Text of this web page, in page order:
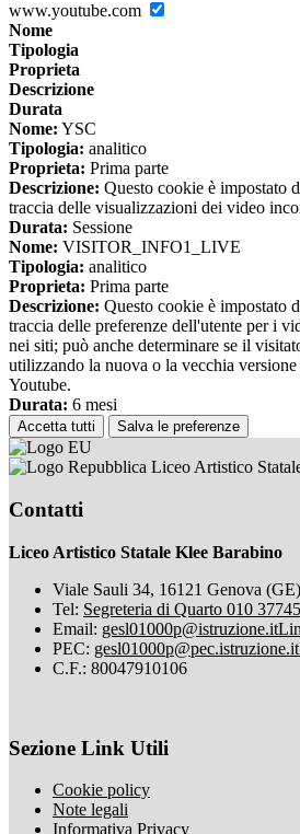
www.youtube.com
Nome
Tipologia
Proprieta
Descrizione
Durata
Nome: YSC
Tipologia: analitico
Proprieta: Prima parte
Descrizione: Questo cookie è impostato
traccia delle visualizzazioni dei video
Durata: Sessione
Nome: VISITOR_INFO1_LIVE
Tipologia: analitico
Proprieta: Prima parte
Descrizione: Questo cookie è impostato
traccia delle preferenze dell'utente per i
nei siti; può anche determinare se il
utilizzando la nuova o la vecchia
Youtube.
Durata: 6 mesi
Accetta tutti Salva le preferenze
Liceo Artistico
Contatti
Liceo Artistico Statale Klee Barabino
Viale Sauli 34, 16121 Genova (GE)
Tel: Segreteria di Quarto 010
Email: gesl01000p@istruzione.it
PEC: gesl01000p@pec.istruzione.it
C.F.: 80047910106
Sezione Link Utili
Cookie policy
Note legali
Informativa Privacy